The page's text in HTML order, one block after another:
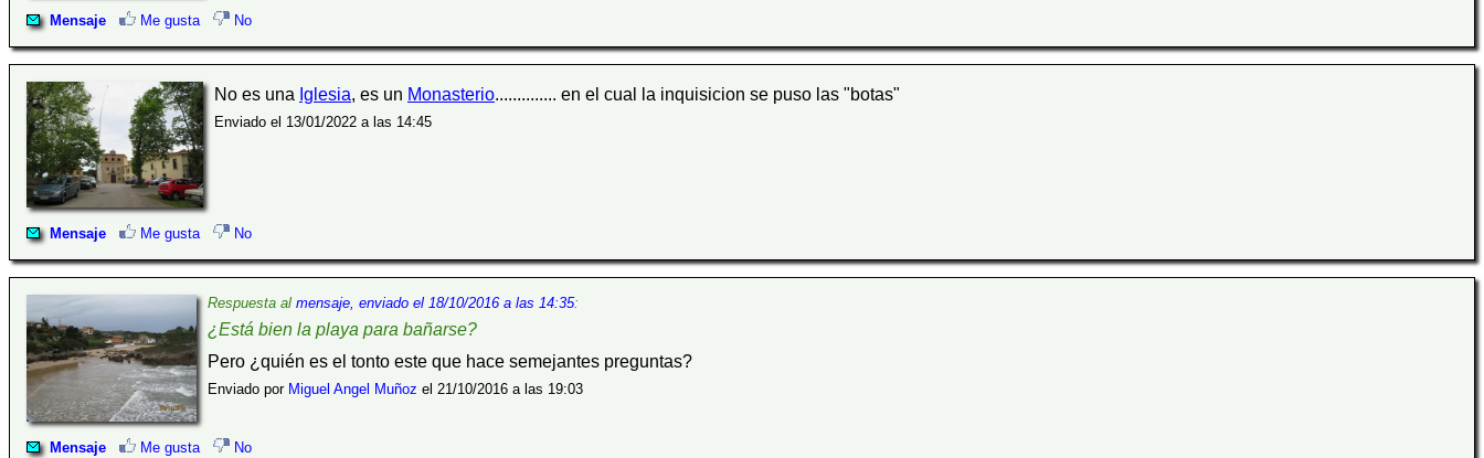
Mensaje Me gusta No
No es una Iglesia, es un Monasterio.............. en el cual la inquisicion se puso las "botas"
Enviado el 13/01/2022 a las 14:45
Mensaje Me gusta No
Respuesta al mensaje, enviado el 18/10/2016 a las 14:35:
¿Está bien la playa para bañarse?
Pero ¿quién es el tonto este que hace semejantes preguntas?
Enviado por Miguel Angel Muñoz el 21/10/2016 a las 19:03
Mensaje Me gusta No